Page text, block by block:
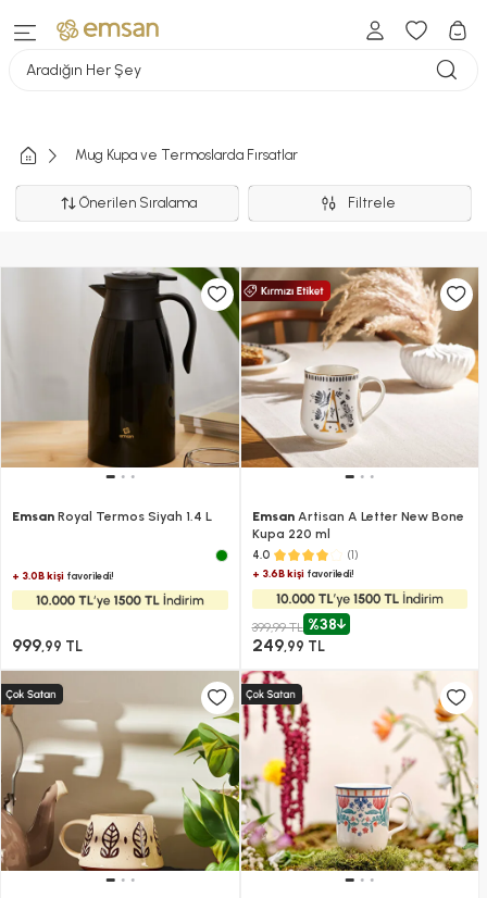
Aradığın Her Şey
Mug Kupa ve Termoslarda Fırsatlar
Önerilen Sıralama Filtrele
Emsan Royal Termos Siyah 1.4 L
+ 3.0B kişi favoriledi!
999,99 TL
EmsanArtisan A Letter New Bone
Kupa 220 ml
4.0 (1)
+ 3.6B kişifavoriledi!
399,99 TL %38
249,99 TL